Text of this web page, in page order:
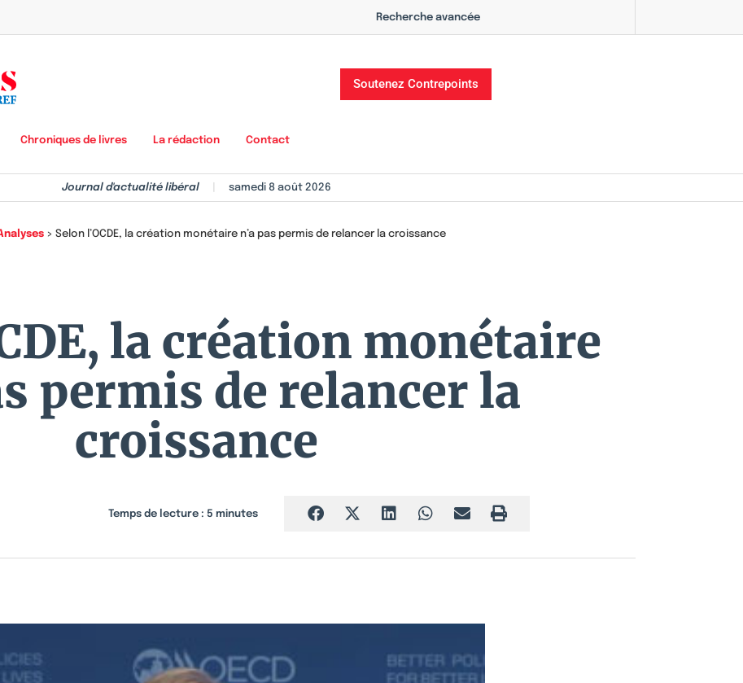
Recherche avancée
Soutenez Contrepoints
Chroniques de livres La rédaction Contact
Journal d'actualité libéral samedi 8 août 2026
> Selon l’OCDE, la création monétaire n’a pas permis de relancer la croissance
la création monétaire
permis de relancer la
croissance
Temps de lecture : 5 minutes